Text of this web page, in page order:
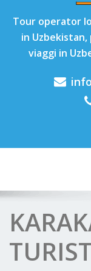
Tour operator
in
viaggi in